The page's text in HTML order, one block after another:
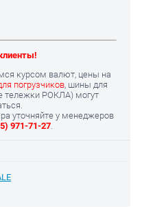
курсом валют, цены на
погрузчиков, шины для
тележки РОКЛА) могут
уточняйте у менеджеров
971-71-27